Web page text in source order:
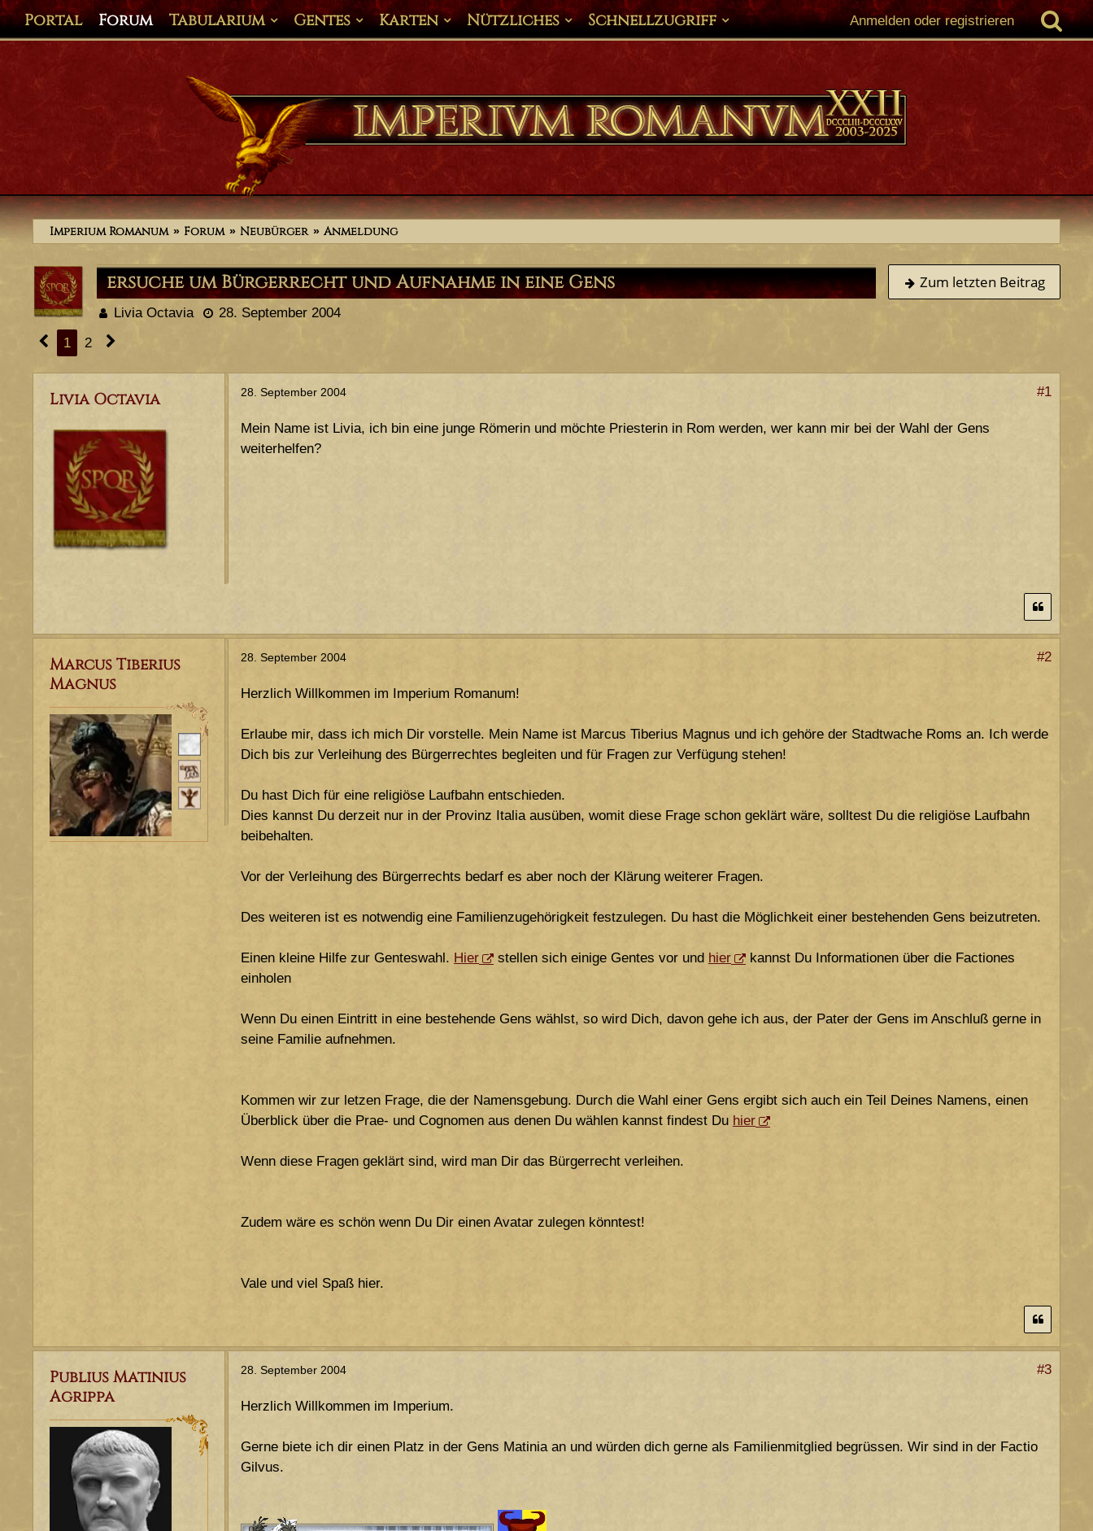
Portal Forum Tabularium Gentes Karten Nützliches Schnellzugriff Anmelden oder registrieren
Imperium Romanum Forum Neubürger Anmeldung
ersuche um Bürgerrecht und Aufnahme in eine Gens
Livia Octavia 28. September 2004
Zum letzten Beitrag
1 2
Livia Octavia 28. September 2004 #1
Mein Name ist Livia, ich bin eine junge Römerin und möchte Priesterin in Rom werden, wer kann mir bei der Wahl der Gens
weiterhelfen?
Marcus Tiberius
Magnus
Pers. Status
Stand
Patria Potestas
28. September 2004 #2
Herzlich Willkommen im Imperium Romanum!
Erlaube mir, dass ich mich Dir vorstelle. Mein Name ist Marcus Tiberius Magnus und ich gehöre der Stadtwache Roms an. Ich werde
Dich bis zur Verleihung des Bürgerrechtes begleiten und für Fragen zur Verfügung stehen!
Du hast Dich für eine religiöse Laufbahn entschieden.
Dies kannst Du derzeit nur in der Provinz Italia ausüben, womit diese Frage schon geklärt wäre, solltest Du die religiöse Laufbahn
beibehalten.
Vor der Verleihung des Bürgerrechts bedarf es aber noch der Klärung weiterer Fragen.
Des weiteren ist es notwendig eine Familienzugehörigkeit festzulegen. Du hast die Möglichkeit einer bestehenden Gens beizutreten.
Einen kleine Hilfe zur Genteswahl. Hier stellen sich einige Gentes vor und hier
kannst Du Informationen über die Factiones
einholen
Wenn Du einen Eintritt in eine bestehende Gens wählst, so wird Dich, davon gehe ich aus, der Pater der Gens im Anschluß gerne in
seine Familie aufnehmen.
Kommen wir zur letzen Frage, die der Namensgebung. Durch die Wahl einer Gens ergibt sich auch ein Teil Deines Namens, einen
Überblick über die Prae- und Cognomen aus denen Du wählen kannst findest Du hier
Wenn diese Fragen geklärt sind, wird man Dir das Bürgerrecht verleihen.
Zudem wäre es schön wenn Du Dir einen Avatar zulegen könntest!
Vale und viel Spaß hier.
Publius Matinius
Agrippa
28. September 2004 #3
Herzlich Willkommen im Imperium.
Gerne biete ich dir einen Platz in der Gens Matinia an und würden dich gerne als Familienmitglied begrüssen. Wir sind in der Factio
Gilvus.